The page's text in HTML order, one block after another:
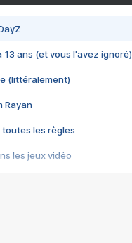
13 ans (et vous l'avez ignoré)
(littéralement)
Rayan
toutes les règles
les jeux vidéo